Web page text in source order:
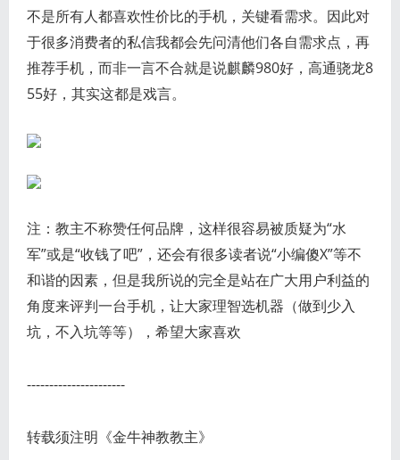
不是所有人都喜欢性价比的手机，关键看需求。因此对
于很多消费者的私信我都会先问清他们各自需求点，再
推荐手机，而非一言不合就是说麒麟980好，高通骁龙8
55好，其实这都是戏言。
注：教主不称赞任何品牌，这样很容易被质疑为“水
军”或是“收钱了吧”，还会有很多读者说“小编傻X”等不
和谐的因素，但是我所说的完全是站在广大用户利益的
角度来评判一台手机，让大家理智选机器（做到少入
坑，不入坑等等），希望大家喜欢
----------------------
转载须注明《金牛神教教主》